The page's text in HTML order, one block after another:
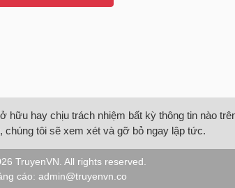
hay chịu trách nhiệm bất kỳ thông tin nào
tôi sẽ xem xét và gỡ bỏ ngay lập tức.
TruyenVN . All rights reserved.
cáo: admin@truyenvn.co